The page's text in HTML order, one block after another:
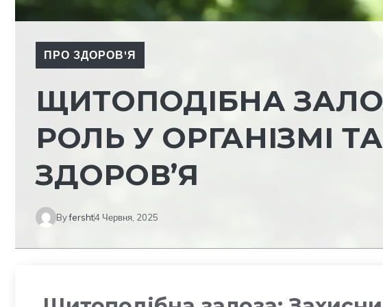
ПРО ЗДОРОВ'Я
ЩИТОПОДІБНА
РОЛЬ У ОРГАНІЗМІ
ЗДОРОВ’Я
Byfersht4 Червня, 2025